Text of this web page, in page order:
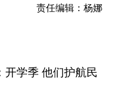
责任编辑：杨娜
开学季 他们护航民